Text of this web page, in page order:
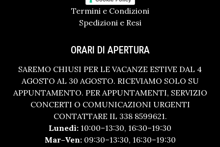
Termini e Condizioni
Spedizioni e Resi
ORARI DI APERTURA
SAREMO CHIUSI PER LE VACANZE ESTIVE DAL 4
AGOSTO AL 30 AGOSTO. RICEVIAMO SOLO SU
APPUNTAMENTO. PER APPUNTAMENTI, SERVIZIO
CONCERTI O COMUNICAZIONI URGENTI
CONTATTARE IL 338 8599621.
Lunedì: 10:00–13:30, 16:30–19:30
Mar–Ven:09:30–13:30, 16:30–19:30